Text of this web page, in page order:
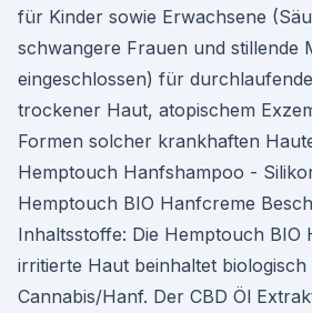
für Kinder sowie Erwachsene
schwangere Frauen und stillende
eingeschlossen) für
trockener Haut, atopischem
Formen solcher krankhaften
Hemptouch Hanfshampoo -
Hemptouch BIO Hanfcreme
Inhaltsstoffe: Die Hemptouch BIO
irritierte Haut beinhaltet biologisch
Cannabis/Hanf. Der CBD Öl